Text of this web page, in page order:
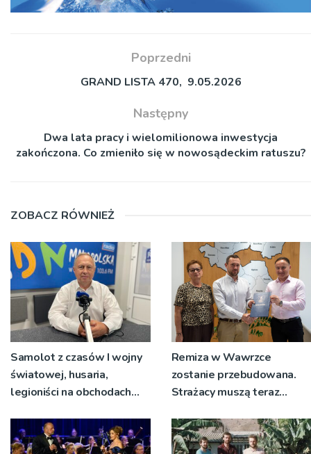
Poprzedni
GRAND LISTA 470, 9.05.2026
Następny
Dwa lata pracy i wielomilionowa inwestycja
zakończona. Co zmieniło się w nowosądeckim ratuszu?
ZOBACZ RÓWNIEŻ
Samolot z czasów I wojny
światowej, husaria,
legioniści na obchodach
Warszawskiej w Woli
Rzędzińskiej
Remiza w Wawrzce
zostanie przebudowana.
Strażacy muszą teraz
wozem, żeby mieć miejsce
do przebierania na akcję